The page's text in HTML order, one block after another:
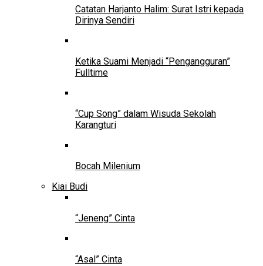
Catatan Harjanto Halim: Surat Istri kepada
Dirinya Sendiri
Ketika Suami Menjadi “Pengangguran”
Fulltime
“Cup Song” dalam Wisuda Sekolah
Karangturi
Bocah Milenium
Kiai Budi
“Jeneng” Cinta
“Asal” Cinta